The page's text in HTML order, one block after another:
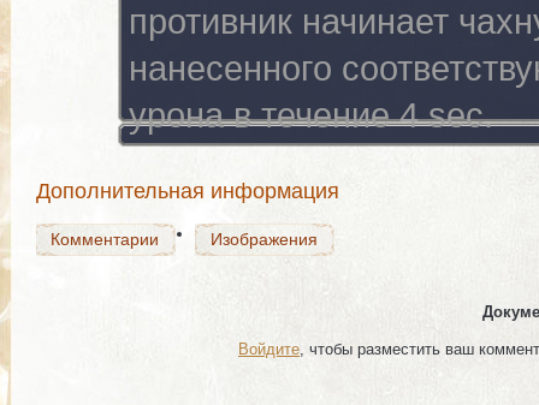
противник начинает
нанесенного
урона в течение 4 sec.
Дополнительная информация
Комментарии
Комментарии Изображения
Комментарии Изображения
Войдите , чтобы разместить ваш